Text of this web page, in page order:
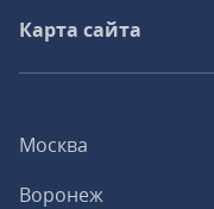
Москва
Воронеж
Карта сайта